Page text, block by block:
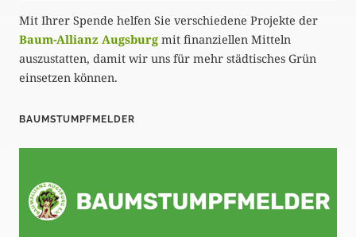
n
g
d
e
e
Mit Ihrer Spende helfen Sie verschiedene Projekte der
Baum-Allianz Augsburg mit finanziellen Mitteln
auszustatten, damit wir uns für mehr städtisches Grün
einsetzen können.
BAUMSTUMPFMELDER